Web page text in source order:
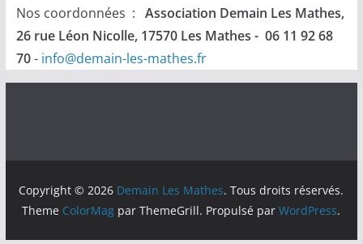
Nos coordonnées : Association Demain Les Mathes,
26 rue Léon Nicolle, 17570 Les Mathes - 06 11 92 68
70- info@demain-les-mathes.fr
Copyright © 2026 Demain Les Mathes. Tous droits réservés.
Theme ColorMag par ThemeGrill. Propulsé parWordPress.